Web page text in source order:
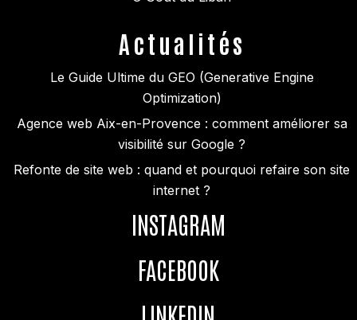
Actualités
Le Guide Ultime du GEO (Generative Engine
Optimization)
Agence web Aix-en-Provence : comment améliorer sa
visibilité sur Google ?
Refonte de site web : quand et pourquoi refaire son site
internet ?
INSTAGRAM
FACEBOOK